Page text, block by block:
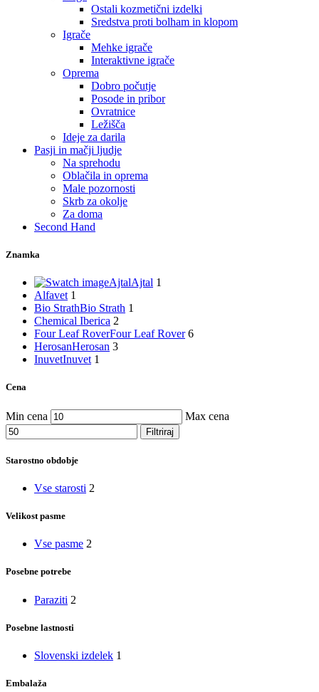
Ostali kozmetični izdelki
Sredstva proti bolham in klopom
Igrače
Mehke igrače
Interaktivne igrače
Oprema
Dobro počutje
Posode in pribor
Ovratnice
Ležišča
Ideje za darila
Pasji in mačji ljudje
Na sprehodu
Oblačila in oprema
Male pozornosti
Skrb za okolje
Za doma
Second Hand
Znamka
AjtalAjtal 1
Alfavet 1
Bio StrathBio Strath 1
Chemical Iberica 2
Four Leaf RoverFour Leaf Rover 6
HerosanHerosan 3
InuvetInuvet 1
Cena
Min cena Max cena
Filtriraj
Starostno obdobje
Vse starosti 2
Velikost pasme
Vse pasme 2
Posebne potrebe
Paraziti 2
Posebne lastnosti
Slovenski izdelek 1
Embalaža